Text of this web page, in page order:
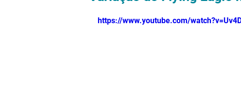
https://www.youtube.com/